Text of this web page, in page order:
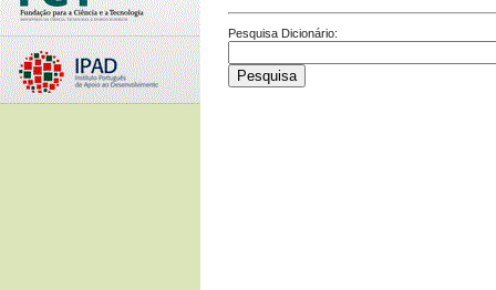
Pesquisa Dicionário: